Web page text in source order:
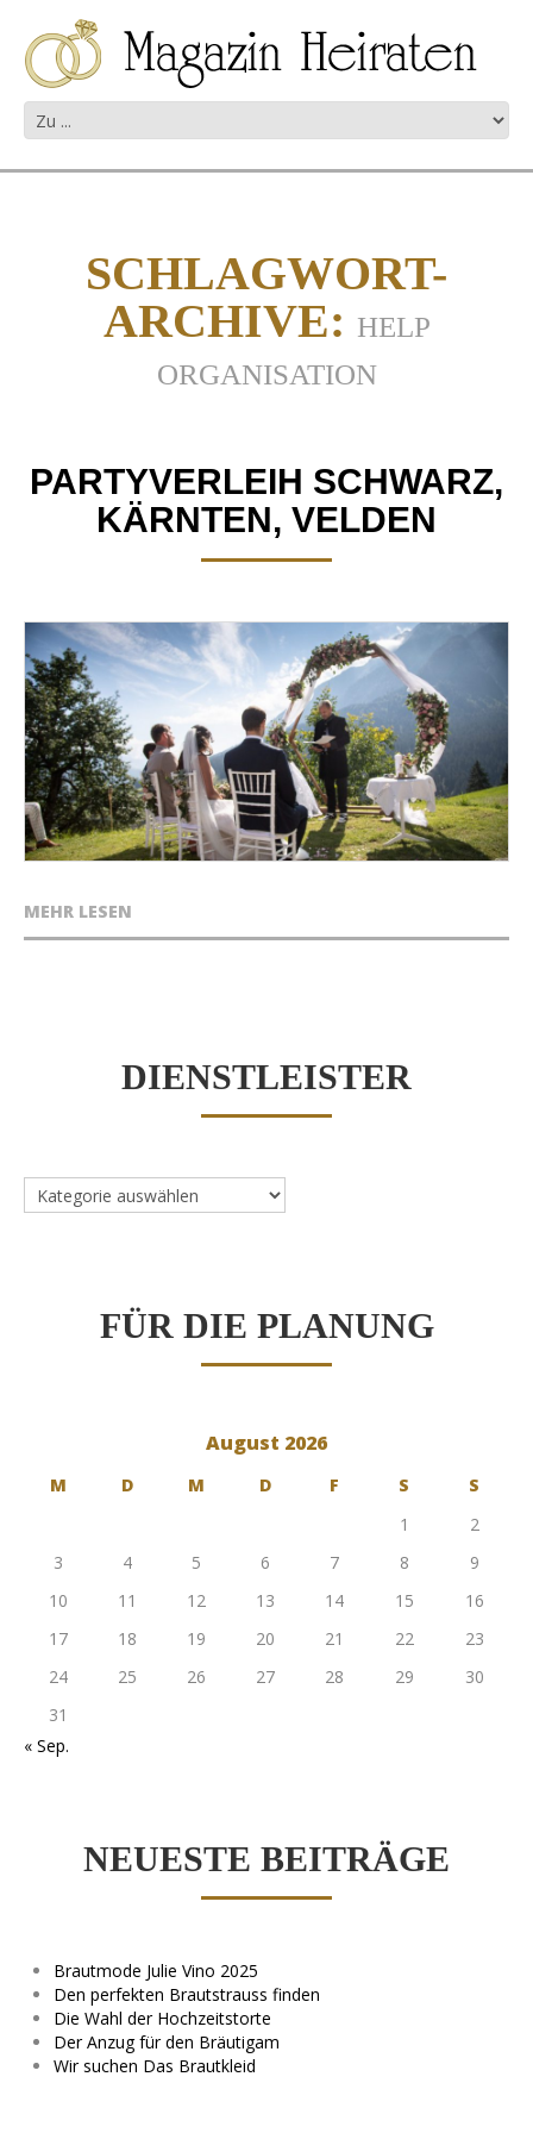
SCHLAGWORT-
ARCHIVE: HELP
ORGANISATION
PARTYVERLEIH SCHWARZ,
KÄRNTEN, VELDEN
MEHR LESEN
DIENSTLEISTER
Dienstleister
FÜR DIE PLANUNG
August 2026
M D M D F S
S
1
2
3
4 5 6 7 8
9
10
11 12 13 14 15
16
17
18 19 20 21 22
23
24
25 26 27 28 29
30
31
« Sep.
NEUESTE BEITRÄGE
Brautmode Julie Vino 2025
Den perfekten Brautstrauss finden
Die Wahl der Hochzeitstorte
Der Anzug für den Bräutigam
Wir suchen Das Brautkleid